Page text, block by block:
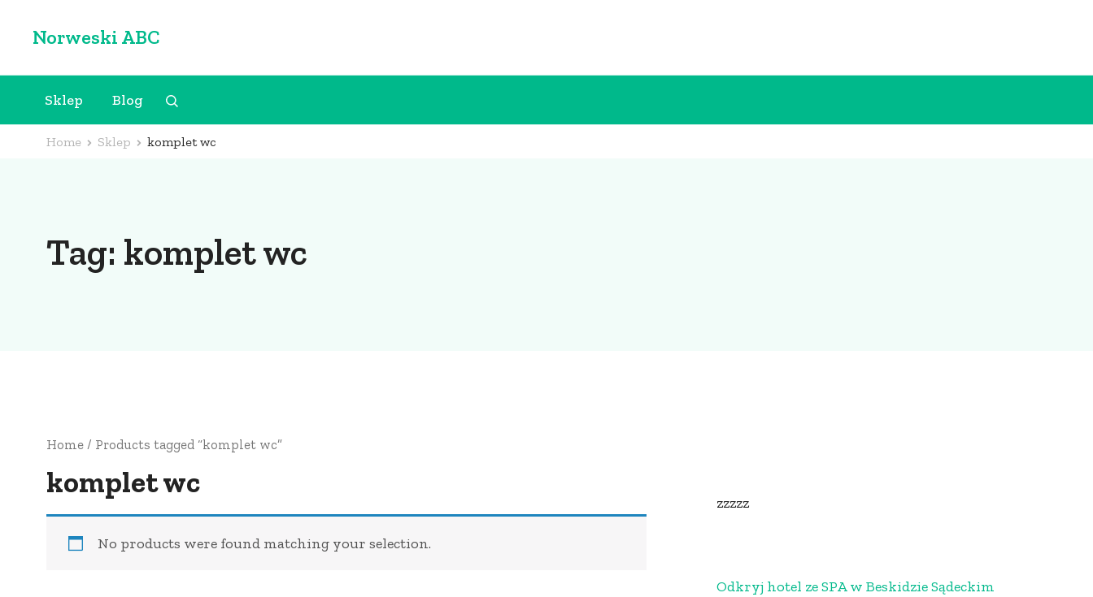
Norweski ABC
Sklep Blog
Home Sklep komplet wc
Tag: komplet wc
Home / Products tagged “komplet wc”
komplet wc
No products were found matching your selection.
zzzzz
Odkryj hotel ze SPA w Beskidzie Sądeckim